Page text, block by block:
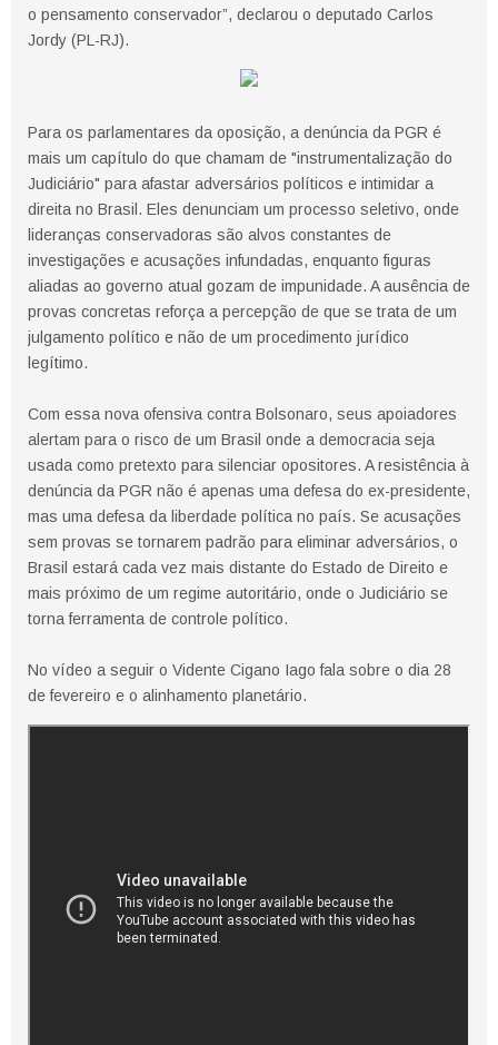
o pensamento conservador”, declarou o deputado Carlos
Jordy (PL-RJ).
Para os parlamentares da oposição, a denúncia da PGR é
mais um capítulo do que chamam de "instrumentalização do
Judiciário" para afastar adversários políticos e intimidar a
direita no Brasil. Eles denunciam um processo seletivo, onde
lideranças conservadoras são alvos constantes de
investigações e acusações infundadas, enquanto figuras
aliadas ao governo atual gozam de impunidade. A ausência de
provas concretas reforça a percepção de que se trata de um
julgamento político e não de um procedimento jurídico
legítimo.
Com essa nova ofensiva contra Bolsonaro, seus apoiadores
alertam para o risco de um Brasil onde a democracia seja
usada como pretexto para silenciar opositores. A resistência à
denúncia da PGR não é apenas uma defesa do ex-presidente,
mas uma defesa da liberdade política no país. Se acusações
sem provas se tornarem padrão para eliminar adversários, o
Brasil estará cada vez mais distante do Estado de Direito e
mais próximo de um regime autoritário, onde o Judiciário se
torna ferramenta de controle político.
No vídeo a seguir o Vidente Cigano Iago fala sobre o dia 28
de fevereiro e o alinhamento planetário.